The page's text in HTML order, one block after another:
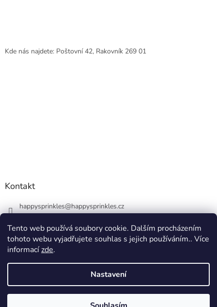
Tento web používá soubory cookie. Dalším procházením
tohoto webu vyjadřujete souhlas s jejich používáním.. Více
informacízde.
Nastavení
Kde nás najdete: Poštovní 42, Rakovník 269 01
Kontakt
happysprinkles@happysprinkles.cz
Vytvořil Shoptet